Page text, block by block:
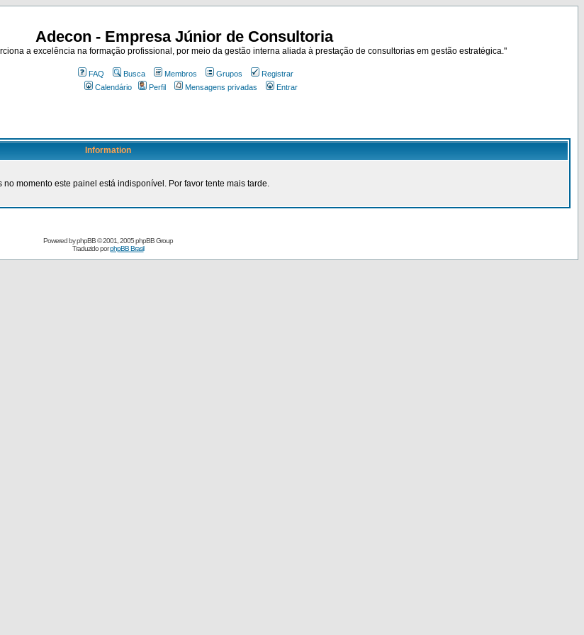
Adecon - Empresa Júnior de Consultoria
a excelência na formação profissional, por meio da gestão interna aliada à prestação de consultorias em gestão estratégica."
FAQ Busca Membros Grupos
Registrar
Calendário
Perfil Mensagens privadas Entrar
Information
no momento este painel está indisponível. Por favor tente mais tarde.
Powered byphpBB© 2001, 2005 phpBB Group
Traduzido porphpBB Brasil